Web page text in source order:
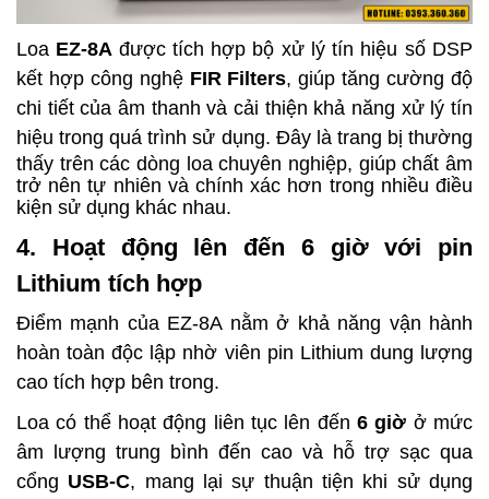
Loa EZ-8A được tích hợp bộ xử lý tín hiệu số DSP
kết hợp công nghệ FIR Filters, giúp tăng cường độ
chi tiết của âm thanh và cải thiện khả năng xử lý tín
hiệu trong quá trình sử dụng. Đây là trang bị thường
thấy trên các dòng loa chuyên nghiệp, giúp chất âm
trở nên tự nhiên và chính xác hơn trong nhiều điều
kiện sử dụng khác nhau.
4. Hoạt động lên đến 6 giờ với pin
Lithium tích hợp
Điểm mạnh của EZ-8A nằm ở khả năng vận hành
hoàn toàn độc lập nhờ viên pin Lithium dung lượng
cao tích hợp bên trong.
Loa có thể hoạt động liên tục lên đến 6 giờ ở mức
âm lượng trung bình đến cao và hỗ trợ sạc qua
cổng USB-C, mang lại sự thuận tiện khi sử dụng